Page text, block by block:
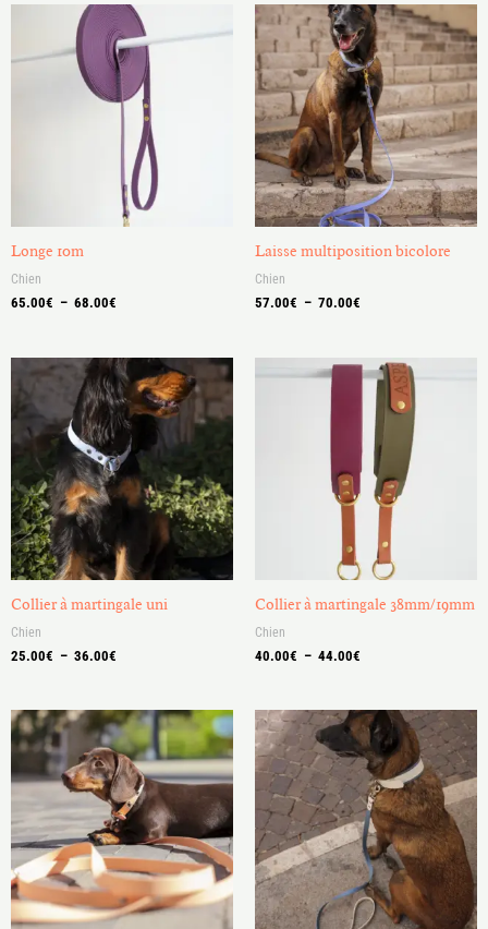
Longe 10m
Chien
65.00€ – 68.00€
Plage
de
prix :
65.00€
68.00€
Laisse multiposition bicolore
Chien
57.00€ – 70.00€
Plage
de
prix :
57.00€
à
70.00€
Collier à martingale uni
Chien
25.00€ – 36.00€
Plage
de
prix :
25.00€
36.00€
Collier à martingale 38mm/19mm
Chien
40.00€ – 44.00€
Plage
de
prix :
40.00€
44.00€
Plage
de
prix :
44.00€
à
64.00€
Plage
de
prix :
40.00€
48.00€